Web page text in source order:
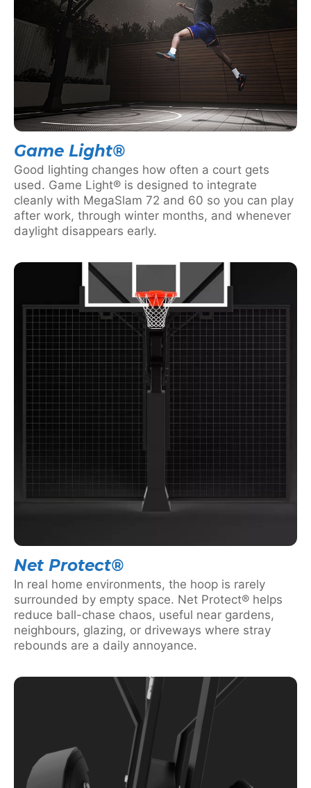
Game Light®
Good lighting changes how often a court gets
used. Game Light® is designed to integrate
cleanly with MegaSlam 72 and 60 so you can play
after work, through winter months, and whenever
daylight disappears early.
Net Protect®
In real home environments, the hoop is rarely
surrounded by empty space. Net Protect® helps
reduce ball-chase chaos, useful near gardens,
neighbours, glazing, or driveways where stray
rebounds are a daily annoyance.